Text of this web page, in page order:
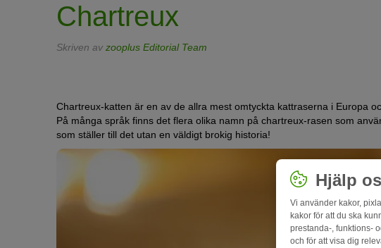
Chartreux
Skriven av zooplus Editorial Team
Chartreux-katten är en av de allra mest omtyckta kattraserna i Europa
På många språk finns det flera olika namn på chartreux-rasen som
som ställer till det utan en väldigt brokig historia!
Hjälp
Vi använder kakor,
kakor för att du ska
prestanda-, funktions-
och för att visa dig